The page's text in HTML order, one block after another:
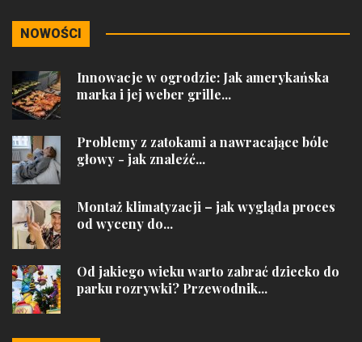
NOWOŚCI
Innowacje w ogrodzie: Jak amerykańska
marka i jej weber grille...
Problemy z zatokami a nawracające bóle
głowy - jak znaleźć...
Montaż klimatyzacji – jak wygląda proces
od wyceny do...
Od jakiego wieku warto zabrać dziecko do
parku rozrywki? Przewodnik...